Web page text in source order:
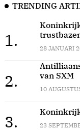
TRENDING
1. 28 JANUARI
2.
van SXM
10
3. 23